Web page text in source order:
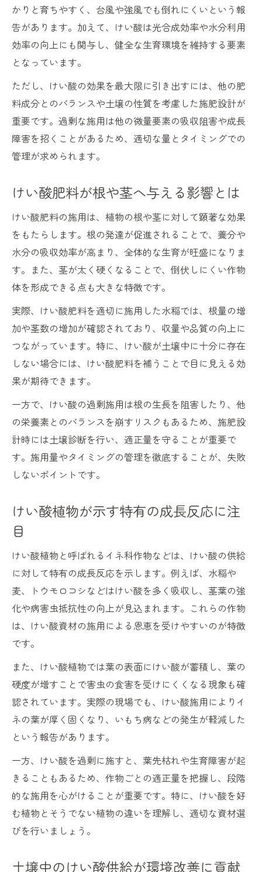
けい酸肥料の適正施用で障害を回避する
けい酸によるストレス軽減と健康維持の秘
訣
けい酸肥料が植物の品質へ与える影響
けい酸施用による品質向上メカニズムを解
説
けい酸肥料で米粒や果実の品質が変わる理
由
けい酸が品質向上に寄与する施肥設計とは
品質改善へ導くけい酸の適正施用タイミン
グ
葉面散布によるけい酸の効果を実感するには
葉面散布で得られるけい酸の即効性を解説
けい酸液肥による葉面散布の適切な方法
けい酸葉面散布時の注意点と失敗例
葉面散布と土壌施用の使い分けのコツ
過剰施用と適切なバランスで注意すべき点
けい酸過剰施用による障害リスクと対策法
けい酸と微量要素のバランス管理が重要な
けい酸施肥で避けたい過剰障害の実例紹介
適正なけい酸施用量を見極める判断基準
けい酸肥料の種類ごと注意点を押さえる
かりと育ちやすく、台風や強風でも倒れにくいという報
告があります。加えて、けい酸は光合成効率や水分利用
効率の向上にも関与し、健全な生育環境を維持する要素
となっています。
ただし、けい酸の効果を最大限に引き出すには、他の肥
料成分とのバランスや土壌の性質を考慮した施肥設計が
重要です。過剰な施用は他の微量要素の吸収阻害や成長
障害を招くことがあるため、適切な量とタイミングでの
管理が求められます。
けい酸肥料が根や茎へ与える影響とは
けい酸肥料の施用は、植物の根や茎に対して顕著な効果
をもたらします。根の発達が促進されることで、養分や
水分の吸収効率が高まり、全体的な生育が旺盛になりま
す。また、茎が太く硬くなることで、倒伏しにくい作物
体を形成できる点も大きな特徴です。
実際、けい酸肥料を適切に施用した水稲では、根量の増
加や茎数の増加が確認されており、収量や品質の向上に
つながっています。特に、けい酸が土壌中に十分に存在
しない場合には、けい酸肥料を補うことで目に見える効
果が期待できます。
一方で、けい酸の過剰施用は根の生長を阻害したり、他
の栄養素とのバランスを崩すリスクもあるため、施肥設
計時には土壌診断を行い、適正量を守ることが重要で
す。施用量やタイミングの管理を徹底することが、失敗
しないポイントです。
けい酸植物が示す特有の成長反応に注
目
けい酸植物と呼ばれるイネ科作物などは、けい酸の供給
に対して特有の成長反応を示します。例えば、水稲や
麦、トウモロコシなどはけい酸を多く吸収し、茎葉の強
化や病害虫抵抗性の向上が見込まれます。これらの作物
は、けい酸資材の施用による恩恵を受けやすいのが特徴
です。
また、けい酸植物では葉の表面にけい酸が蓄積し、葉の
硬度が増すことで害虫の食害を受けにくくなる現象も確
認されています。実際の現場でも、けい酸施用によりイ
ネの葉が厚く固くなり、いもち病などの発生が軽減した
という報告があります。
一方、けい酸を過剰に施すと、葉先枯れや生育障害が起
きることもあるため、作物ごとの適正量を把握し、段階
的な施用を心がけることが重要です。特に、けい酸を好
む植物とそうでない植物の違いを理解し、適切な資材選
びを行いましょう。
土壌中のけい酸供給が環境改善に貢献